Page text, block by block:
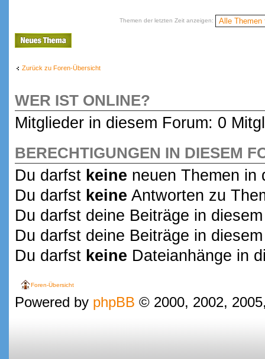
Themen der letzten Zeit anzeigen:
Neues Thema
erstellen
Zurück zu Foren-Übersicht
WER IST ONLINE?
Mitglieder in diesem Forum: 0
BERECHTIGUNGEN IN DIESEM
Du darfst keine neuen Themen in
Du darfst keine Antworten zu
Du darfst deine Beiträge in
Du darfst deine Beiträge in
Du darfst keine Dateianhänge in
Foren-Übersicht
Powered by phpBB © 2000, 2002,